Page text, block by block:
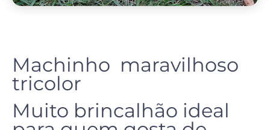
Machinho maravilhoso
tricolor
Muito brincalhão ideal